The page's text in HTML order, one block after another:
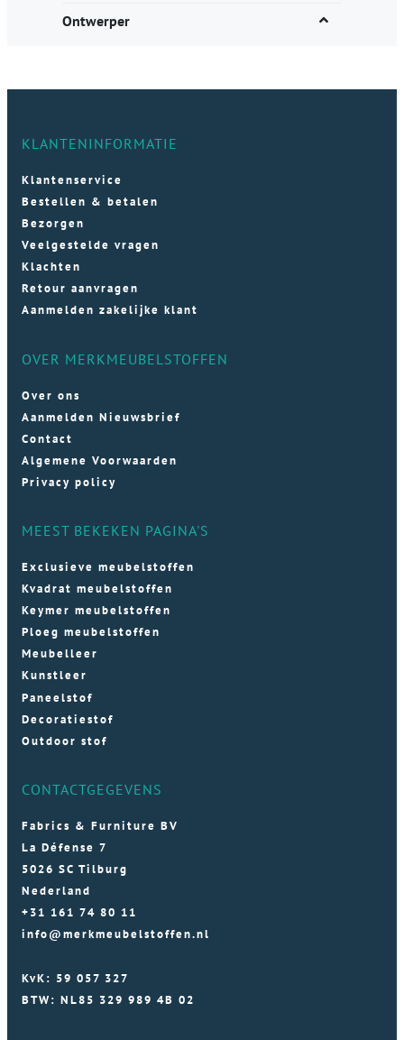
Ontwerper
KLANTENINFORMATIE
Klantenservice
Bestellen & betalen
Bezorgen
Veelgestelde vragen
Klachten
Retour aanvragen
Aanmelden zakelijke klant
OVER MERKMEUBELSTOFFEN
Over ons
Aanmelden Nieuwsbrief
Contact
Algemene Voorwaarden
Privacy policy
MEEST BEKEKEN PAGINA'S
Exclusieve meubelstoffen
Kvadrat meubelstoffen
Keymer meubelstoffen
Ploeg meubelstoffen
Meubelleer
Kunstleer
Paneelstof
Decoratiestof
Outdoor stof
CONTACTGEGEVENS
Fabrics & Furniture BV
La Défense 7
5026 SC Tilburg
Nederland
+31 161 74 80 11
info@merkmeubelstoffen.nl
KvK: 59 057 327
BTW: NL85 329 989 4B 02